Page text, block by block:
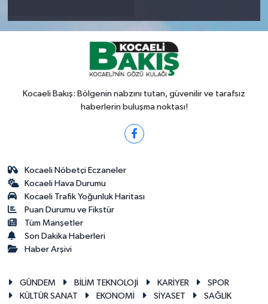
Kocaeli Bakış: Bölgenin nabzını tutan, güvenilir ve tarafsız
haberlerin buluşma noktası!
Kocaeli Nöbetçi Eczaneler
Kocaeli Hava Durumu
Kocaeli Trafik Yoğunluk Haritası
Puan Durumu ve Fikstür
Tüm Manşetler
Son Dakika Haberleri
Haber Arşivi
GÜNDEM BİLİM TEKNOLOJİ KARİYER
SPOR
KÜLTÜR SANAT
EKONOMİ SİYASET SAĞLIK